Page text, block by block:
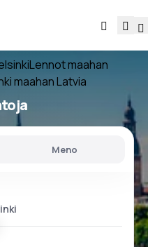
Lennot maahan
maahan Latvia
Meno